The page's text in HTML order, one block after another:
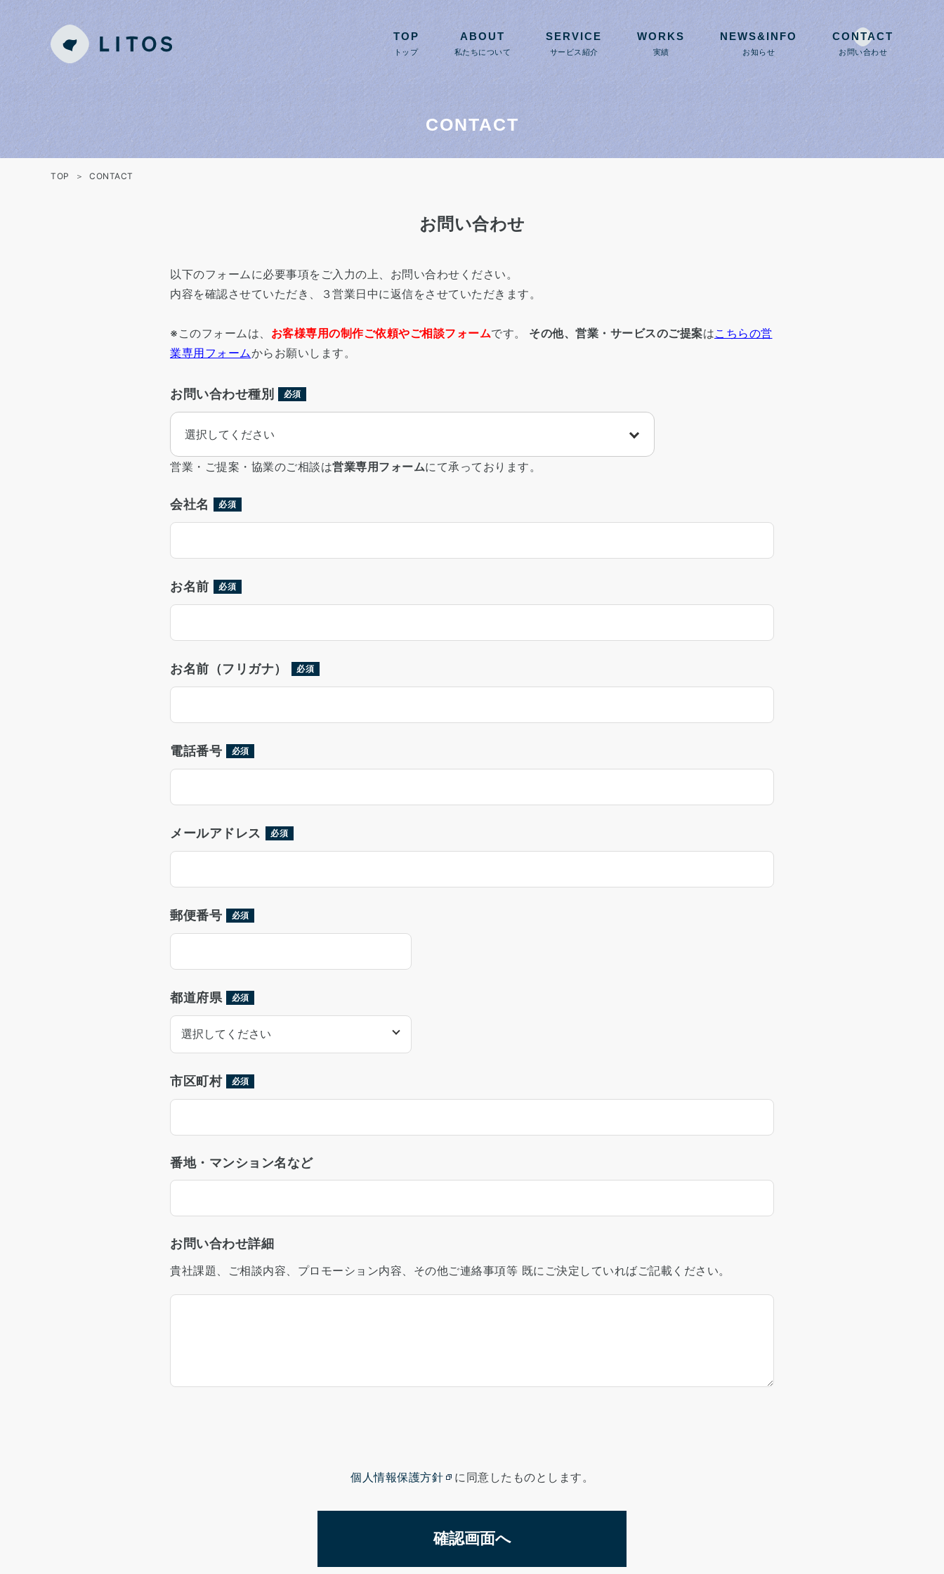
TOP
トップ
ABOUT
私たちについて
SERVICE
サービス紹介
WORKS
実績
NEWS&INFO
お知らせ
CONTACT
お問い合わせ
CONTACT
TOP CONTACT
お問い合わせ
以下のフォームに必要事項をご入力の上、お問い合わせください。
内容を確認させていただき、３営業日中に返信をさせていただきます。
※このフォームは、 お客様専用の制作ご依頼やご相談フォームです。 その他、営業・サービスのご提案はこちらの営
業専用フォームからお願いします。
お問い合わせ種別 必須
営業・ご提案・協業のご相談は営業専用フォームにて承っております。
会社名 必須
お名前 必須
お名前（フリガナ） 必須
電話番号 必須
メールアドレス 必須
郵便番号 必須
都道府県 必須
市区町村 必須
番地・マンション名など
お問い合わせ詳細
貴社課題、ご相談内容、プロモーション内容、その他ご連絡事項等 既にご決定していればご記載ください。
個人情報保護方針 に同意したものとします。